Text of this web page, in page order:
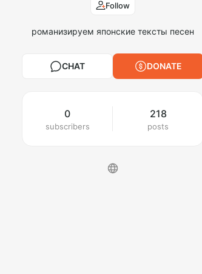
Follow
романизируем японские тексты песен
CHAT DONATE
0
subscribers
218
posts